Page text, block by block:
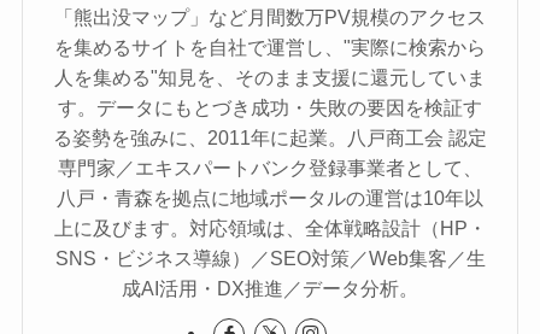
「熊出没マップ」など月間数万PV規模のアクセス
を集めるサイトを自社で運営し、"実際に検索から
人を集める"知見を、そのまま支援に還元していま
す。データにもとづき成功・失敗の要因を検証す
る姿勢を強みに、2011年に起業。八戸商工会 認定
専門家／エキスパートバンク登録事業者として、
八戸・青森を拠点に地域ポータルの運営は10年以
上に及びます。対応領域は、全体戦略設計（HP・
SNS・ビジネス導線）／SEO対策／Web集客／生
成AI活用・DX推進／データ分析。